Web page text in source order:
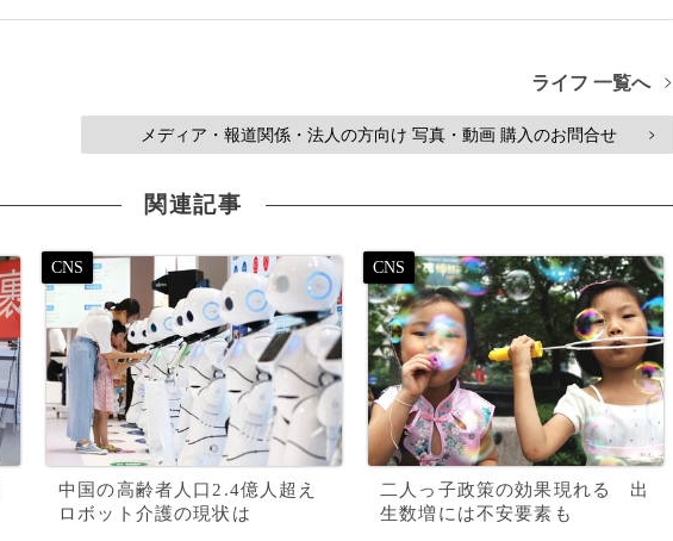
ライフ 一覧へ >
メディア・報道関係・法人の方向け 写真・動画 購入のお問合せ >
関連記事
中国の高齢者人口2.4億人超え
ロボット介護の現状は
二人っ子政策の効果現れる 出
生数増には不安要素も